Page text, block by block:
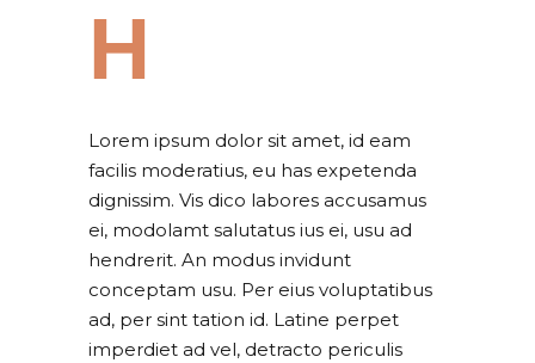
H
Lorem ipsum dolor sit amet, id eam
facilis moderatius, eu has expetenda
dignissim. Vis dico labores accusamus
ei, modolamt salutatus ius ei, usu ad
hendrerit. An modus invidunt
conceptam usu. Per eius voluptatibus
ad, per sint tation id. Latine perpet
imperdiet ad vel, detracto periculis